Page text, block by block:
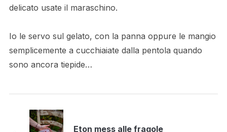
delicato usate il maraschino.
Io le servo sul gelato, con la panna oppure le mangio
semplicemente a cucchiaiate dalla pentola quando
sono ancora tiepide…
Eton mess alle fragole